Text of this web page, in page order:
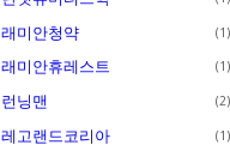
래미안청약 1
래미안휴레스트 1
런닝맨 2
레고랜드코리아 1